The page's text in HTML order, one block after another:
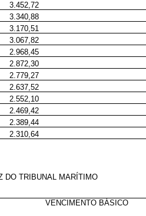
3.452,72
3.340,88
3.170,51
3.067,82
2.968,45
2.872,30
2.779,27
2.637,52
2.552,10
2.469,42
2.389,44
2.310,64
DO TRIBUNAL MARÍTIMO
VENCIMENTO BÁSICO